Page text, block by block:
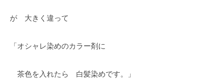
が 大きく違って
「オシャレ染めのカラー剤に
茶色を入れたら 白髪染めです。」